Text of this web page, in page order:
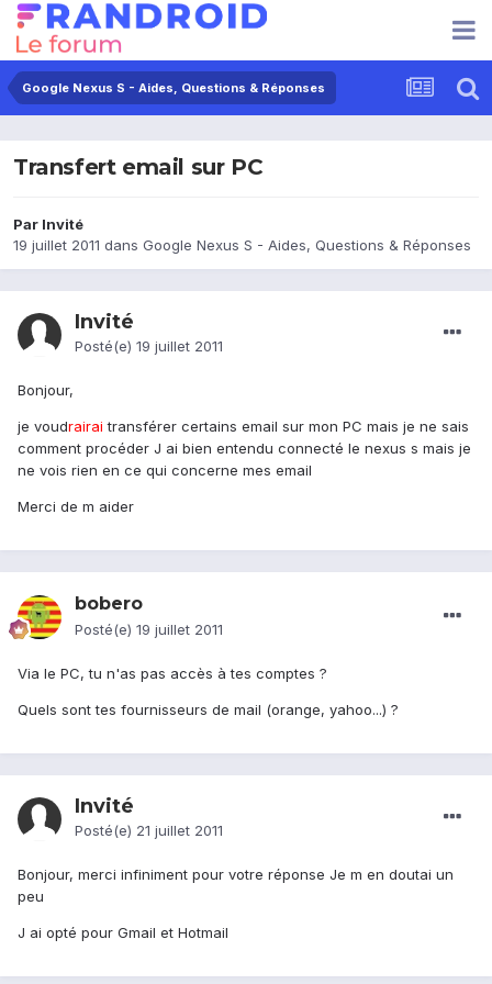
Google Nexus S - Aides, Questions & Réponses
Transfert email sur PC
Par Invité
19 juillet 2011 dans Google Nexus S - Aides, Questions & Réponses
Invité
Posté(e) 19 juillet 2011
Bonjour,
je voudrairai transférer certains email sur mon PC mais je ne sais
comment procéder J ai bien entendu connecté le nexus s mais je
ne vois rien en ce qui concerne mes email
Merci de m aider
bobero
Posté(e) 19 juillet 2011
Via le PC, tu n'as pas accès à tes comptes ?
Quels sont tes fournisseurs de mail (orange, yahoo...) ?
Invité
Posté(e) 21 juillet 2011
Bonjour, merci infiniment pour votre réponse Je m en doutai un
peu
J ai opté pour Gmail et Hotmail